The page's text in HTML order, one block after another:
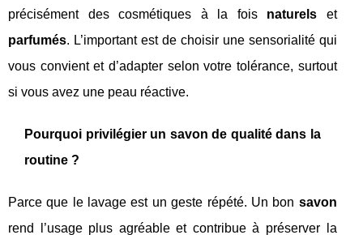
précisément des cosmétiques à la fois naturels et
parfumés. L’important est de choisir une sensorialité qui
vous convient et d’adapter selon votre tolérance, surtout
si vous avez une peau réactive.
Pourquoi privilégier un savon de qualité dans la
routine ?
Parce que le lavage est un geste répété. Un bon savon
rend l’usage plus agréable et contribue à préserver la